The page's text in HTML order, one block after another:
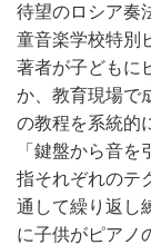
待望のロシア奏
童音楽学校特別
著者が子どもに
か、教育現場で
の教程を系統的
「鍵盤から音
指それぞれのテ
通して繰り返し
に子供がピアノ